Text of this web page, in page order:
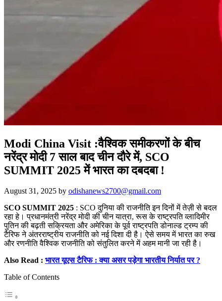
Modi China Visit :वैश्विक समीकरणों के बीच
नरेंद्र मोदी 7 साल बाद चीन दौरे में, SCO
SUMMIT 2025 में भारत का दबदबा !
August 31, 2025 by odishanews2700@gmail.com
SCO SUMMIT 2025 : SCO दुनिया की राजनीति इन दिनों में तेज़ी से बदल
रहा हे। प्रधानमंत्री नरेंद्र मोदी की चीन यात्रा, रूस के राष्ट्रपति व्लादिमीर
पुतिन की बढ़ती सक्रियता और अमेरिका के पूर्व राष्ट्रपति डोनाल्ड ट्रम्प की
टैरिफ ने अंतरराष्ट्रीय राजनीति को नई दिशा दी है। ऐसे समय में भारत का रुख
और रणनीति वैश्विक राजनीति को संतुलित करने में अहम मानी जा रही है।
Also Read : भारत यूएस टैरिफ : क्या असर पड़ेगा भारतीय निर्यात पर ?
Table of Contents